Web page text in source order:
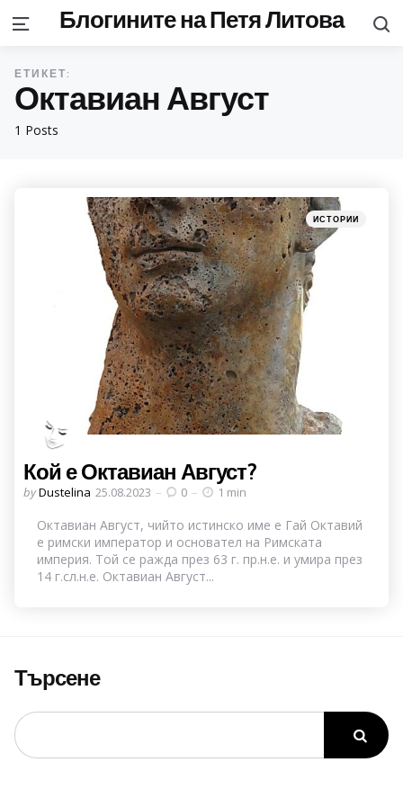
MenuБлогините на Петя Литова
1 Posts
ЕТИКЕТ:
Октавиан Август
Categories
Posted
in
ИСТОРИИ
Кой е Октавиан Август?
Posted
byDustelina 25.08.2023 0 1 min
Октавиан Август, чийто истинско име е Гай Октавий
е римски император и основател на Римската
империя. Той се ражда през 63 г. пр.н.е. и умира през
14 г.сл.н.е. Октавиан Август...
Търсене